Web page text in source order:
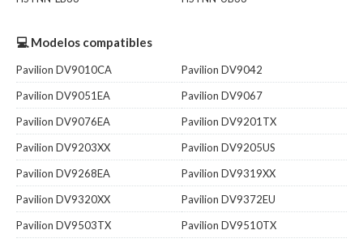
💻 Modelos compatibles
Pavilion DV9010CA
Pavilion DV9042
Pavilion DV9051EA
Pavilion DV9067
Pavilion DV9076EA
Pavilion DV9201TX
Pavilion DV9203XX
Pavilion DV9205US
Pavilion DV9268EA
Pavilion DV9319XX
Pavilion DV9320XX
Pavilion DV9372EU
Pavilion DV9503TX
Pavilion DV9510TX